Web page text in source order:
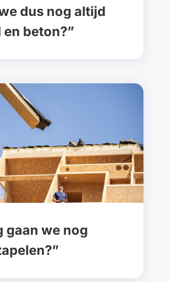
dus nog altijd
en beton?”
gaan we nog